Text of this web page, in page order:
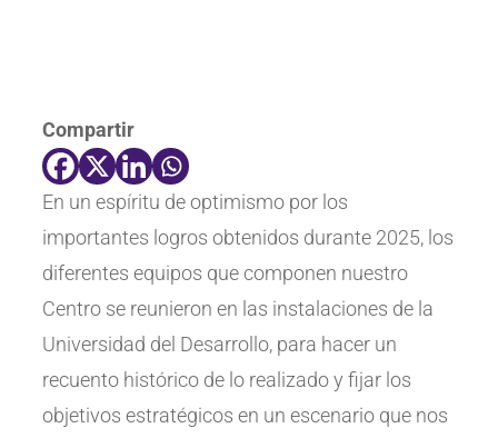
Compartir
En un espíritu de optimismo por los
importantes logros obtenidos durante 2025, los
diferentes equipos que componen nuestro
Centro se reunieron en las instalaciones de la
Universidad del Desarrollo, para hacer un
recuento histórico de lo realizado y fijar los
objetivos estratégicos en un escenario que nos